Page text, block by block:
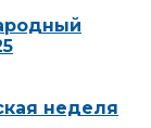
неделя